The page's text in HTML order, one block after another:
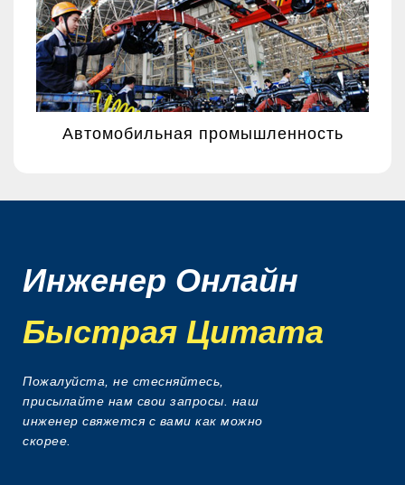
Автомобильная промышленность
Инженер Онлайн
Быстрая Цитата
Пожалуйста, не стесняйтесь,
присылайте нам свои запросы. наш
инженер свяжется с вами как можно
скорее.